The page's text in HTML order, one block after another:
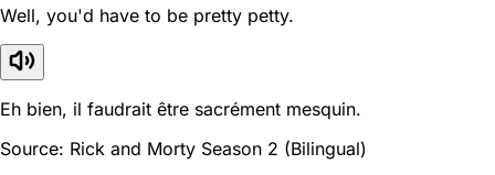
Well, you'd have to be pretty petty.
Eh bien, il faudrait être sacrément mesquin.
Source: Rick and Morty Season 2 (Bilingual)